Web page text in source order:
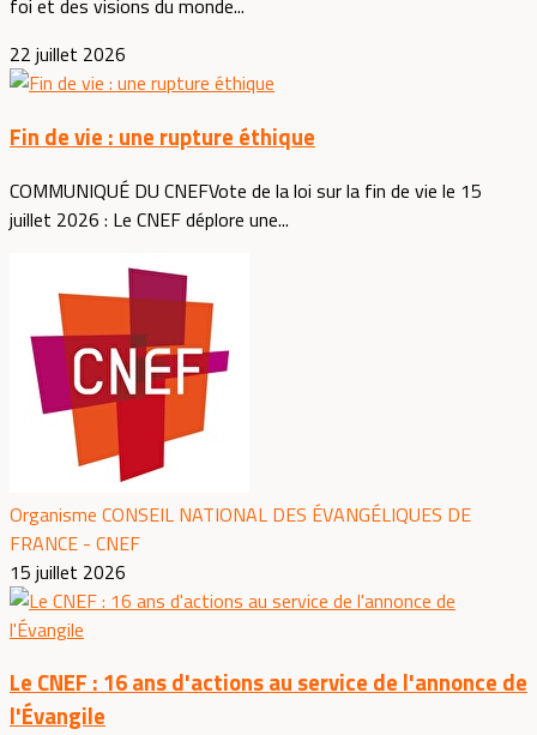
foi et des visions du monde...
22 juillet 2026
Fin de vie : une rupture éthique
COMMUNIQUÉ DU CNEFVote de la loi sur la fin de vie le 15
juillet 2026 : Le CNEF déplore une...
Organisme CONSEIL NATIONAL DES ÉVANGÉLIQUES DE
FRANCE - CNEF
15 juillet 2026
Le CNEF : 16 ans d'actions au service de l'annonce de
l'Évangile